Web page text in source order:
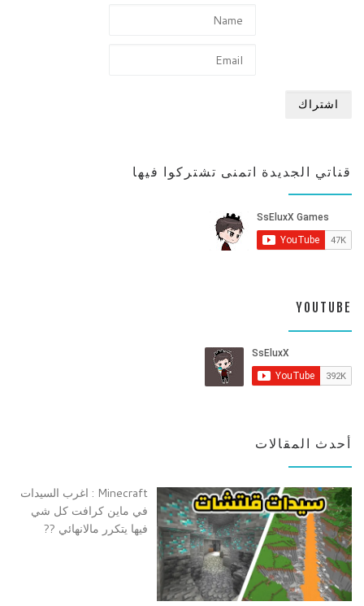
قناتي الجديدة اتمنى تشتركوا فيها
YOUTUBE
أحدث المقالات
Minecraft : اغرب السيدات
في ماين كرافت كل شي
فيها يتكرر مالانهائي ??